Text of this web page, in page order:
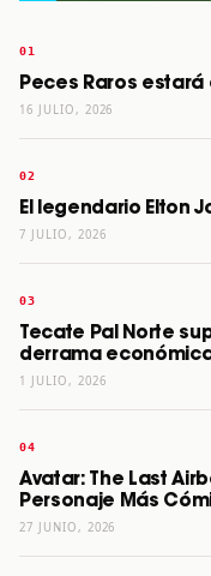
Peces Raros
16 JULIO, 2026
El legendario Elton
7 JULIO, 2026
Tecate Pal Norte
derrama
1 JULIO, 2026
Avatar: The Last
Personaje Más
27 JUNIO, 2026